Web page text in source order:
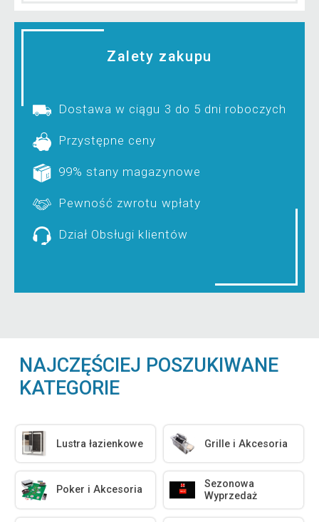
Zalety zakupu
Dostawa w ciągu 3 do 5 dni roboczych
Przystępne ceny
99% stany magazynowe
Pewność zwrotu wpłaty
Dział Obsługi klientów
NAJCZĘŚCIEJ POSZUKIWANE
KATEGORIE
Lustra łazienkowe Grille i Akcesoria
Poker i Akcesoria
Sezonowa
Wyprzedaż